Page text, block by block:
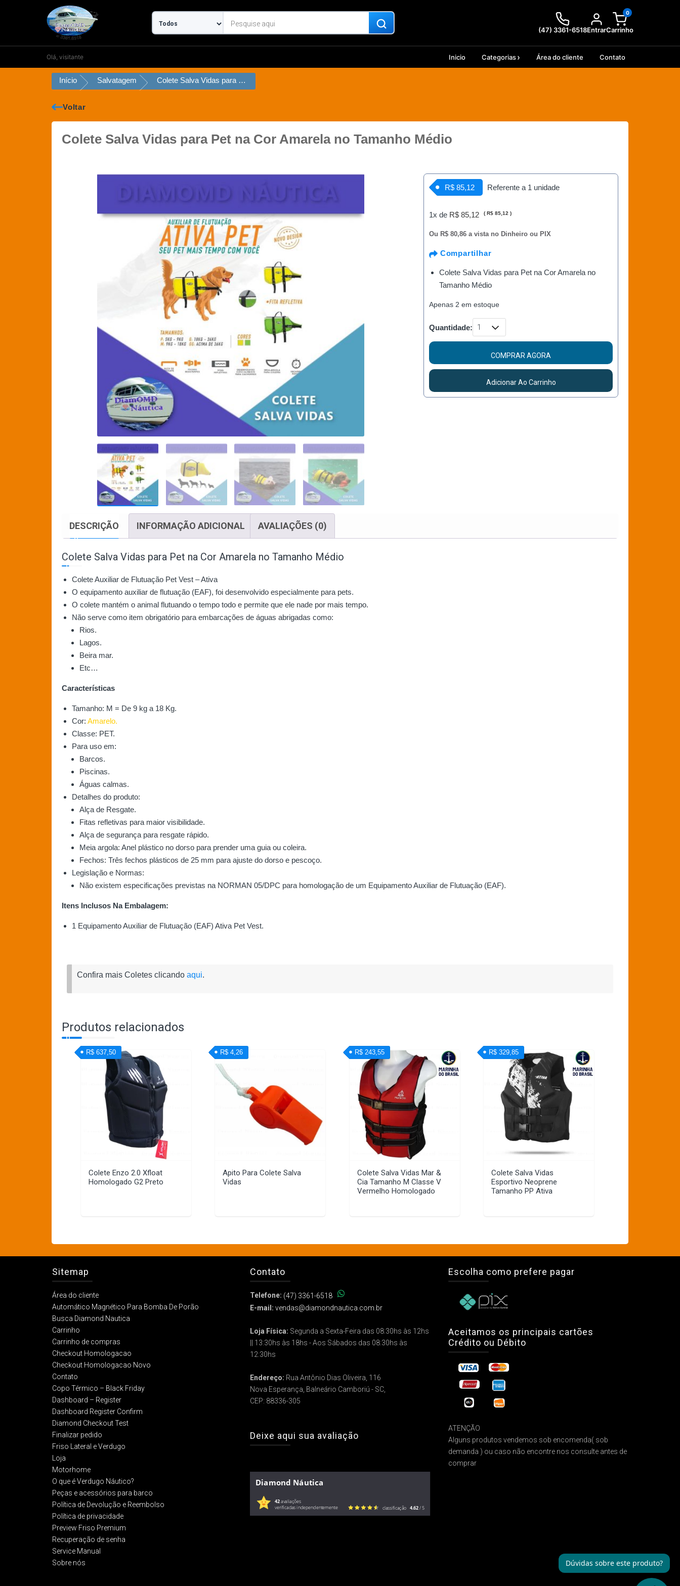
conteúdo
(47) 3361-6518Entrar
0
Carrinho
Olá, visitante Inicio Categorias Área do cliente Contato
Início Salvatagem Colete Salva Vidas para Pet na Cor Amarela no Tamanho Médio
Voltar
Colete Salva Vidas para Pet na Cor Amarela no Tamanho Médio
R$ 85,12 Referente a 1 unidade
1x de R$ 85,12 ( R$ 85,12 )
Ou R$ 80,86 a vista no Dinheiro ou PIX
Compartilhar
Colete Salva Vidas para Pet na Cor Amarela no
Tamanho Médio
Apenas 2 em estoque
Quantidade:
COMPRAR AGORA
Adicionar Ao Carrinho
DESCRIÇÃO INFORMAÇÃO ADICIONAL AVALIAÇÕES (0)
Colete Salva Vidas para Pet na Cor Amarela no Tamanho Médio
Colete Auxiliar de Flutuação Pet Vest – Ativa
O equipamento auxiliar de flutuação (EAF), foi desenvolvido especialmente para pets.
O colete mantém o animal flutuando o tempo todo e permite que ele nade por mais tempo.
Não serve como item obrigatório para embarcações de águas abrigadas como:
Rios.
Lagos.
Beira mar.
Etc…
Características
Tamanho: M = De 9 kg a 18 Kg.
Cor: Amarelo.
Classe: PET.
Para uso em:
Barcos.
Piscinas.
Águas calmas.
Detalhes do produto:
Alça de Resgate.
Fitas refletivas para maior visibilidade.
Alça de segurança para resgate rápido.
Meia argola: Anel plástico no dorso para prender uma guia ou coleira.
Fechos: Três fechos plásticos de 25 mm para ajuste do dorso e pescoço.
Legislação e Normas:
Não existem especificações previstas na NORMAN 05/DPC para homologação de um Equipamento Auxiliar de Flutuação (EAF).
Itens Inclusos Na Embalagem:
1 Equipamento Auxiliar de Flutuação (EAF) Ativa Pet Vest.
Confira mais Coletes clicando aqui.
Produtos relacionados
Colete Enzo 2.0 Xfloat
Homologado G2 Preto
R$ 637,50
Apito Para Colete Salva
Vidas
R$ 4,26
Colete Salva Vidas Mar &
Cia Tamanho M Classe V
Vermelho Homologado
R$ 243,55
Colete Salva Vidas
Esportivo Neoprene
Tamanho PP Ativa
R$ 329,85
Sitemap
Área do cliente
Automático Magnético Para Bomba De Porão
Busca Diamond Nautica
Carrinho
Carrinho de compras
Checkout Homologacao
Checkout Homologacao Novo
Contato
Copo Térmico – Black Friday
Dashboard – Register
Dashboard Register Confirm
Diamond Checkout Test
Finalizar pedido
Friso Lateral e Verdugo
Loja
Motorhome
O que é Verdugo Náutico?
Peças e acessórios para barco
Política de Devolução e Reembolso​
Política de privacidade
Preview Friso Premium
Recuperação de senha
Service Manual
Sobre nós
Contato
Telefone: (47) 3361-6518
E-mail: vendas@diamondnautica.com.br
Loja Física: Segunda a Sexta-Feira das 08:30hs às 12hs
|| 13:30hs às 18hs - Aos Sábados das 08:30hs às
12:30hs
Endereço: Rua Antônio Dias Oliveira, 116
Nova Esperança, Balneário Camboriú - SC,
CEP: 88336-305
Deixe aqui sua avaliação
Diamond Náutica
42avaliações
verificadas independentemente classificação 4.62/ 5
Escolha como prefere pagar
Aceitamos os principais cartões
Crédito ou Débito
ATENÇÃO
Alguns produtos vendemos sob encomenda( sob
demanda ) ou caso não encontre nos consulte antes de
comprar
Dúvidas sobre este produto?